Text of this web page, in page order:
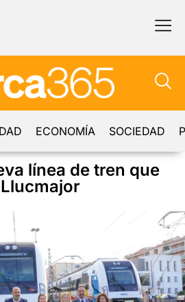
ECONOMÍA SOCIEDAD
línea de tren que